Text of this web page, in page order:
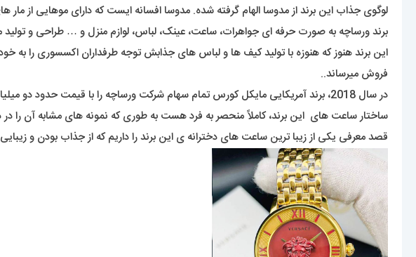
لوگوی جذاب این برند از مدوسا الهام گرفته شده. مدوسا افسانه ایست که دارای موهایی
برند ورساچه به صورت حرفه ای جواهرات، ساعت، عینک، لباس، لوازم منزل و … طراحی و
فروش میرساند..
در سال 2018، برند آمریکایی مایکل کورس تمام سهام شرکت ورساچه را با قیمت حدود دو میلیارد دلار خریداری کرد.
ساختار ساعت های این برند، کاملاً منحصر به فرد هست به طوری که نمونه های مشابه آن را
قصد معرفی یکی از زیبا ترین ساعت های دخترانه ی این برند را داریم که از جذاب بودن و